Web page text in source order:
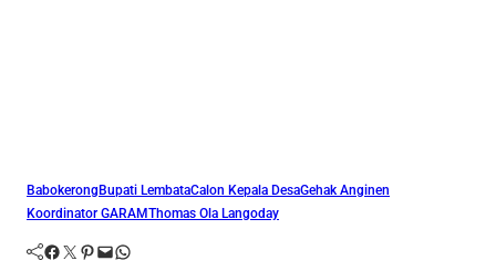
Babokerong Bupati LembataCalon Kepala DesaGehak Anginen
Koordinator GARAMThomas Ola Langoday
Facebook Twitter Pinterest Mail WhatsApp